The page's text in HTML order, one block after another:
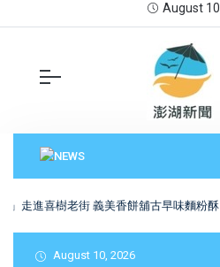
August
」走進喜樹老街 義美香餅舖古早味麵粉酥
August 10, 2026